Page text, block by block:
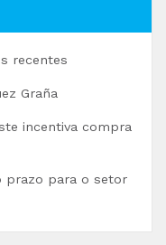
recentes
Graña
incentiva compra
prazo para o setor